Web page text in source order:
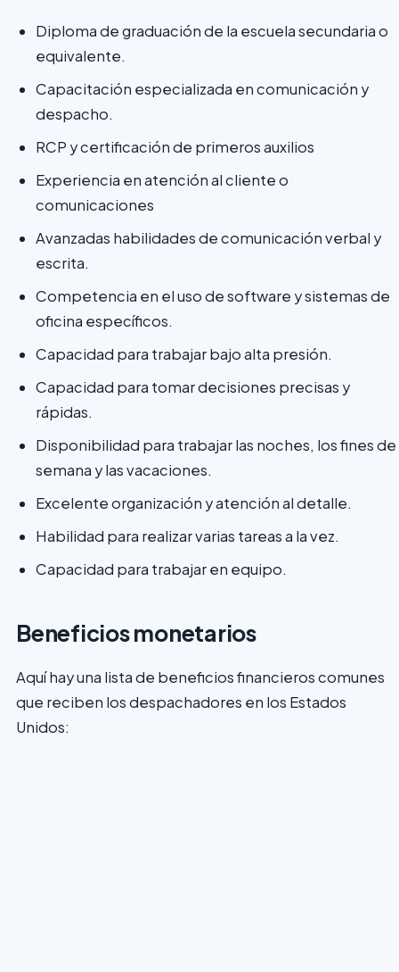
Diploma de graduación de la escuela secundaria o
equivalente.
Capacitación especializada en comunicación y
despacho.
RCP y certificación de primeros auxilios
Experiencia en atención al cliente o
comunicaciones
Avanzadas habilidades de comunicación verbal y
escrita.
Competencia en el uso de software y sistemas de
oficina específicos.
Capacidad para trabajar bajo alta presión.
Capacidad para tomar decisiones precisas y
rápidas.
Disponibilidad para trabajar las noches, los fines de
semana y las vacaciones.
Excelente organización y atención al detalle.
Habilidad para realizar varias tareas a la vez.
Capacidad para trabajar en equipo.
Beneficios monetarios
Aquí hay una lista de beneficios financieros comunes
que reciben los despachadores en los Estados
Unidos: